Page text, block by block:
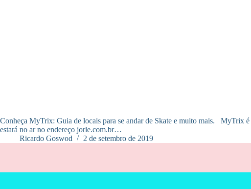
Conheça MyTrix: Guia de locais para se andar de Skate e muito mais. MyTrix
estará no ar no endereço jorle.com.br…
Ricardo Goswod
2 de setembro de 2019